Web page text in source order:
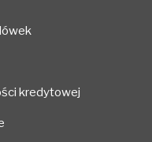
kredytowej